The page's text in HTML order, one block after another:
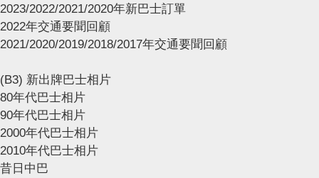
2023/2022/2021/2020年新巴士訂單
2022年交通要聞回顧
2021/2020/2019/2018/2017年交通要聞回顧
(B3) 新出牌巴士相片
80年代巴士相片
90年代巴士相片
2000年代巴士相片
2010年代巴士相片
昔日中巴